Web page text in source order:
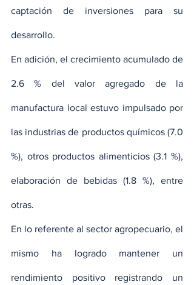
captación de inversiones para su
desarrollo.
En adición, el crecimiento acumulado de
2.6 % del valor agregado de la
manufactura local estuvo impulsado por
las industrias de productos químicos (7.0
%), otros productos alimenticios (3.1 %),
elaboración de bebidas (1.8 %), entre
otras.
En lo referente al sector agropecuario, el
mismo ha logrado mantener un
rendimiento positivo registrando un